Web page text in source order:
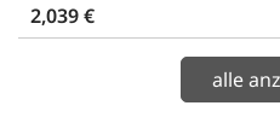
2,039 €
alle